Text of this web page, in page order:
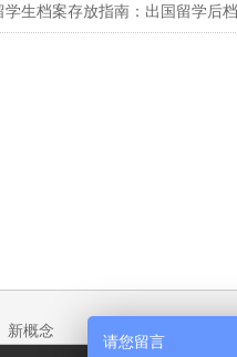
港大、港中文申请要求
学生档案存放指南：出国留学后
新概念
请您留言